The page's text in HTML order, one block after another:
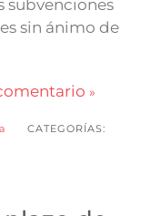
subvenciones
sin ánimo de
CATEGORÍAS: